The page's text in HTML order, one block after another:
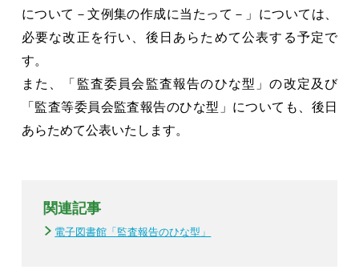
について－文例集の作成に当たって－」については、
必要な改正を行い、後日あらためて公表する予定で
す。
また、「監査委員会監査報告のひな型」の改定及び
「監査等委員会監査報告のひな型」についても、後日
あらためて公表いたします。
関連記事
電子図書館「監査報告のひな型」